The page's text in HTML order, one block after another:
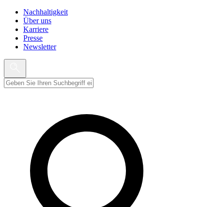
Nachhaltigkeit
Über uns
Karriere
Presse
Newsletter